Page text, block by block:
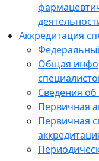
Аккредитация
Общая
Сведения
Первичная
Первичная